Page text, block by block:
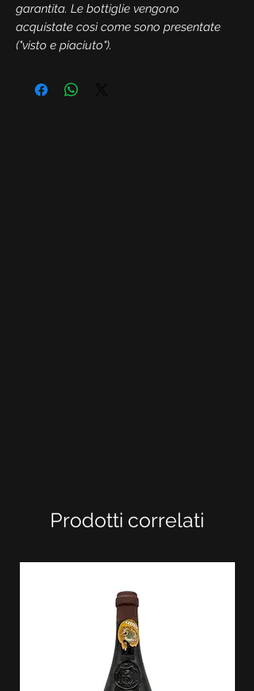
garantita. Le bottiglie vengono
acquistate così come sono presentate
("visto e piaciuto").
Prodotti correlati